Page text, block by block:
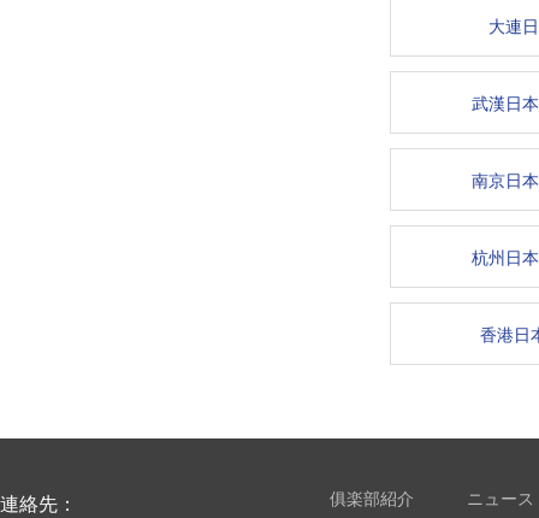
大連
武漢日
南京日
杭州日
香港日
連絡先：
俱楽部紹介
ニュース